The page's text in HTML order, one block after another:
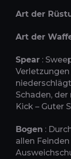
Art der
Art der
Spear :
Schaden,
Kick – Guter
Bogen :
allen